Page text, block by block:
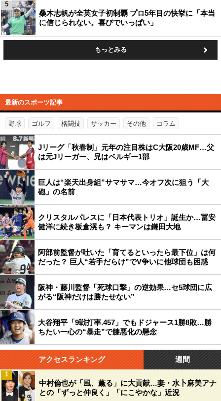
桑木志帆が全英女子初制覇 プロ5年目の快挙に「本当
に信じられない。喜びでいっぱい」
5
もっとみる
最新のスポーツ記事
野球 ゴルフ 格闘技 サッカー その他 コラム
Jリーグ「秋春制」元年の注目株はC大阪20歳MF…父
は元Jリーガー、兄はベルギー1部
巨人は“楽天出身組”サマサマ…今オフ次に狙う「大
砲」の名前
クリスタルパレスに「日本代表トリオ」誕生か…冨安
健洋に続き板倉滉も？ キーマンは鎌田大地
阿部前監督が吐いた「育てるといったら最下位」は何
だった？ 巨人“若手だらけ”でV争いに他球団も困惑
阪神・藤川監督「死球口撃」の逆効果…セ5球団に広
がる“阪神だけは勝たせない”
大谷翔平「9戦打率.457」でもドジャース1勝8敗…勝
ちたい一心の“暴走”で膝悪化の懸念
アクセスランキング 週間
中村倫也が「風、薫る」に大貢献…妻・水卜麻美アナ
との「ずっと仲良く」「にこやかな」近況
1